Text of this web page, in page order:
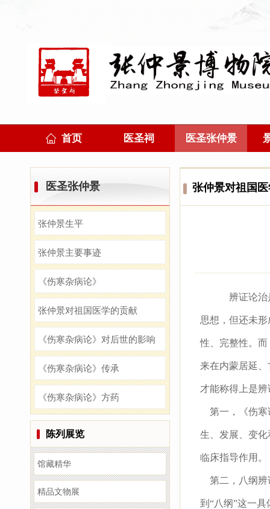
首页 医圣祠 医圣张仲景
医圣张仲景
张仲景生平
张仲景主要事迹
《伤寒杂病论》
张仲景对祖国医学的贡献
《伤寒杂病论》对后世的影响
《伤寒杂病论》传承
《伤寒杂病论》方药
陈列展览
馆藏精华
精品文物展
张仲景对祖国
辨证论治
思想，但还未
性、完整性。
来在内蒙居延
才能称得上是
第一，《伤寒
生、发展、变
临床指导作用。
第二，八纲辨
到“八纲”这一